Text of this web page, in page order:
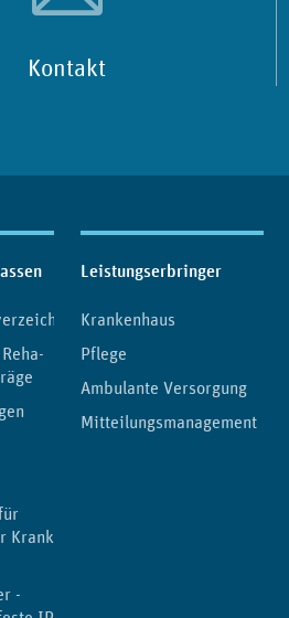
Kontakt
-
Leistungserbringer
Krankenhaus
Pflege
Ambulante Versorgung
Mitteilungsmanagement